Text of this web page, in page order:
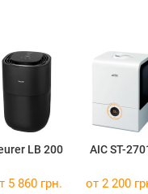
LB 200 AIC ST-
5 860 грн. от 2 200